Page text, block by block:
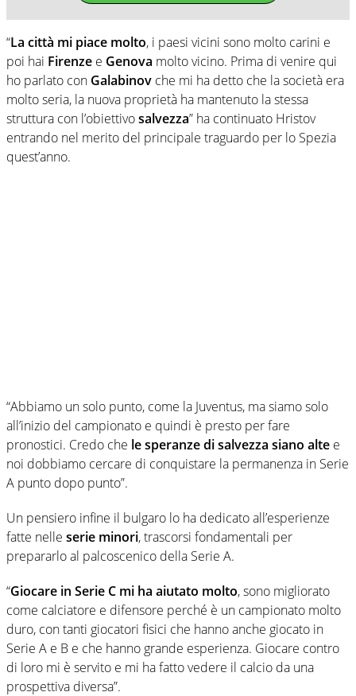
“La città mi piace molto, i paesi vicini sono molto carini e
poi hai Firenze e Genova molto vicino. Prima di venire qui
ho parlato con Galabinov che mi ha detto che la società era
molto seria, la nuova proprietà ha mantenuto la stessa
struttura con l’obiettivosalvezza” ha continuato Hristov
entrando nel merito del principale traguardo per lo Spezia
quest’anno.
“Abbiamo un solo punto, come la Juventus, ma siamo solo
all’inizio del campionato e quindi è presto per fare
pronostici. Credo che le speranze di salvezza siano alte e
noi dobbiamo cercare di conquistare la permanenza in Serie
A punto dopo punto”.
Un pensiero infine il bulgaro lo ha dedicato all’esperienze
fatte nelle serie minori, trascorsi fondamentali per
prepararlo al palcoscenico della Serie A.
“Giocare in Serie C mi ha aiutato molto, sono migliorato
come calciatore e difensore perché è un campionato molto
duro, con tanti giocatori fisici che hanno anche giocato in
Serie A e B e che hanno grande esperienza. Giocare contro
di loro mi è servito e mi ha fatto vedere il calcio da una
prospettiva diversa”.